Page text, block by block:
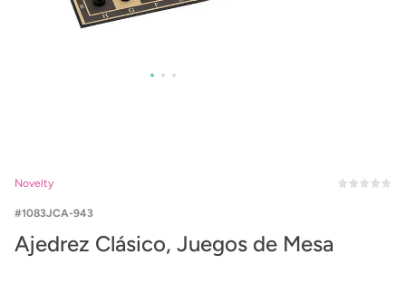
Novelty
1083JCA-943
Ajedrez Clásico, Juegos de Mesa